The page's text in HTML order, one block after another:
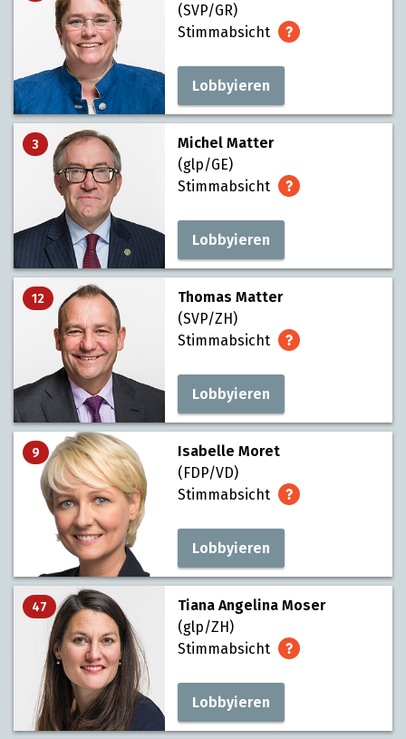
(SVP/GR)
Stimmabsicht
Lobbyieren
3
Michel Matter
(glp/GE)
Stimmabsicht
Lobbyieren
12
Thomas Matter
(SVP/ZH)
Stimmabsicht
Lobbyieren
9
Isabelle Moret
(FDP/VD)
Stimmabsicht
Lobbyieren
47
Tiana Angelina Moser
(glp/ZH)
Stimmabsicht
Lobbyieren